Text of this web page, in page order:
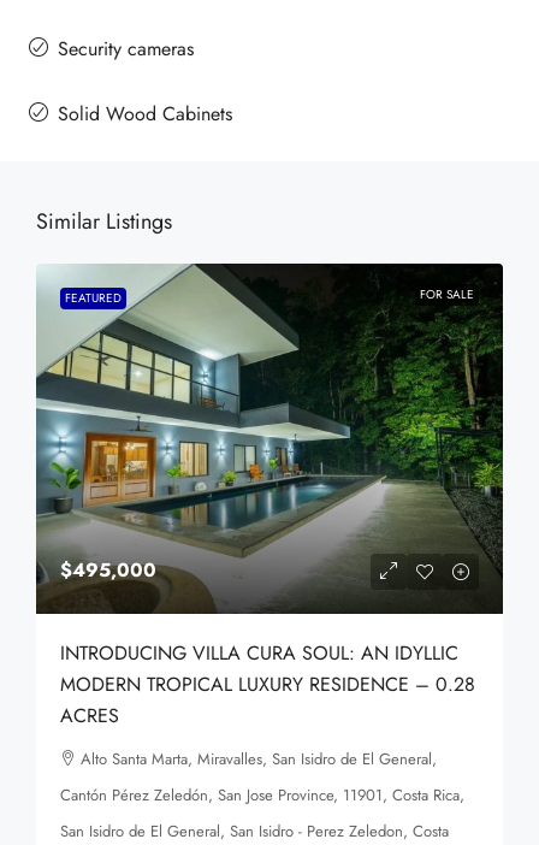
Security cameras
Solid Wood Cabinets
Similar Listings
FEATURED FOR SALE
$495,000
INTRODUCING VILLA CURA SOUL: AN IDYLLIC
MODERN TROPICAL LUXURY RESIDENCE – 0.28
ACRES
Alto Santa Marta, Miravalles, San Isidro de El General,
Cantón Pérez Zeledón, San Jose Province, 11901, Costa Rica,
San Isidro de El General, San Isidro - Perez Zeledon, Costa